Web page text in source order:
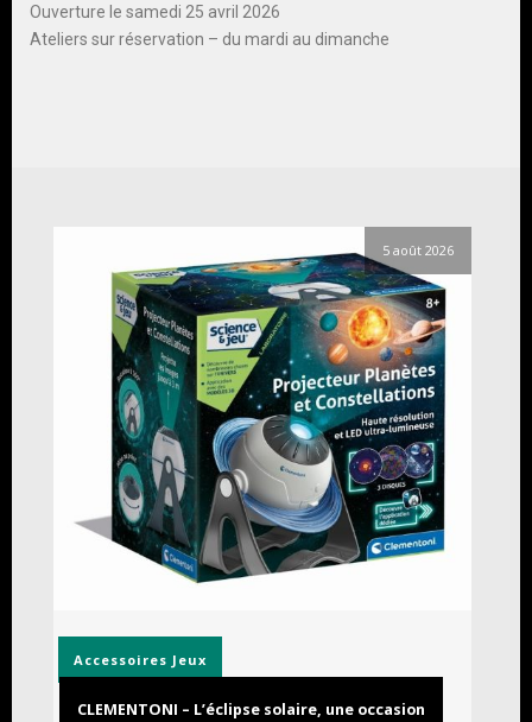
Ouverture le samedi 25 avril 2026
Ateliers sur réservation – du mardi au dimanche
5 août 2026
Accessoires Jeux
CLEMENTONI – L’éclipse solaire, une occasion